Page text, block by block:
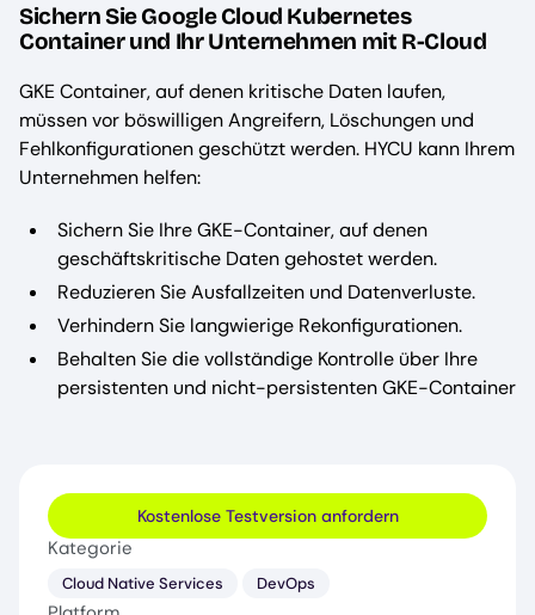
Sichern Sie Google Cloud Kubernetes
Container und Ihr Unternehmen mit R-Cloud
GKE Container, auf denen kritische Daten laufen,
müssen vor böswilligen Angreifern, Löschungen und
Fehlkonfigurationen geschützt werden. HYCU kann Ihrem
Unternehmen helfen:
Sichern Sie Ihre GKE-Container, auf denen
geschäftskritische Daten gehostet werden.
Reduzieren Sie Ausfallzeiten und Datenverluste.
Verhindern Sie langwierige Rekonfigurationen.
Behalten Sie die vollständige Kontrolle über Ihre
persistenten und nicht-persistenten GKE-Container
Kostenlose Testversion anfordern
Kategorie
Cloud Native Services DevOps